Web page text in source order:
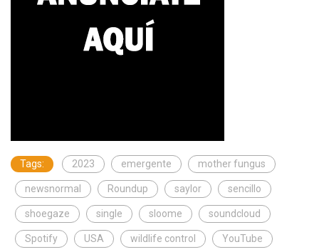
Tags: 2023 emergente mother fungus
newsnormal Roundup saylor sencillo
shoegaze single sloome soundcloud
Spotify USA wildlife control YouTube